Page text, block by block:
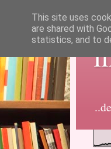
This site uses
are shared with
statistics, and to